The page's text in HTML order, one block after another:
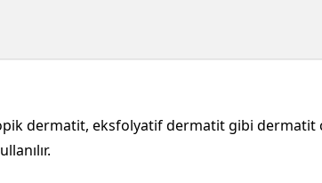
dermatit, eksfolyatif dermatit gibi dermatit